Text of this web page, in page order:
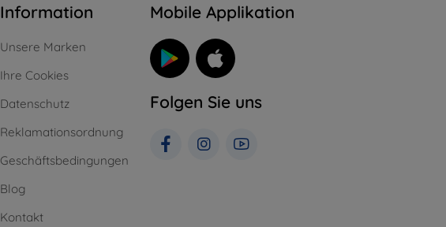
Information
Unsere Marken
Ihre Cookies
Datenschutz
Reklamationsordnung
Geschäftsbedingungen
Blog
Kontakt
Mobile Applikation
Folgen Sie uns